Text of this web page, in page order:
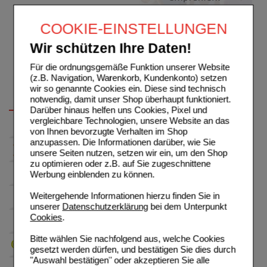
COOKIE-EINSTELLUNGEN
Wir schützen Ihre Daten!
Für die ordnungsgemäße Funktion unserer Website
(z.B. Navigation, Warenkorb, Kundenkonto) setzen
wir so genannte Cookies ein. Diese sind technisch
notwendig, damit unser Shop überhaupt funktioniert.
Darüber hinaus helfen uns Cookies, Pixel und
vergleichbare Technologien, unsere Website an das
von Ihnen bevorzugte Verhalten im Shop
anzupassen. Die Informationen darüber, wie Sie
unsere Seiten nutzen, setzen wir ein, um den Shop
zu optimieren oder z.B. auf Sie zugeschnittene
Werbung einblenden zu können.
Weitergehende Informationen hierzu finden Sie in
unserer Datenschutzerklärungbei dem Unterpunkt
Cookies.
Bitte wählen Sie nachfolgend aus, welche Cookies
gesetzt werden dürfen, und bestätigen Sie dies durch
"Auswahl bestätigen" oder akzeptieren Sie alle